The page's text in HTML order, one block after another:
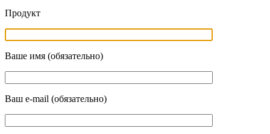
Продукт
Ваше имя (обязательно)
Ваш e-mail (обязательно)